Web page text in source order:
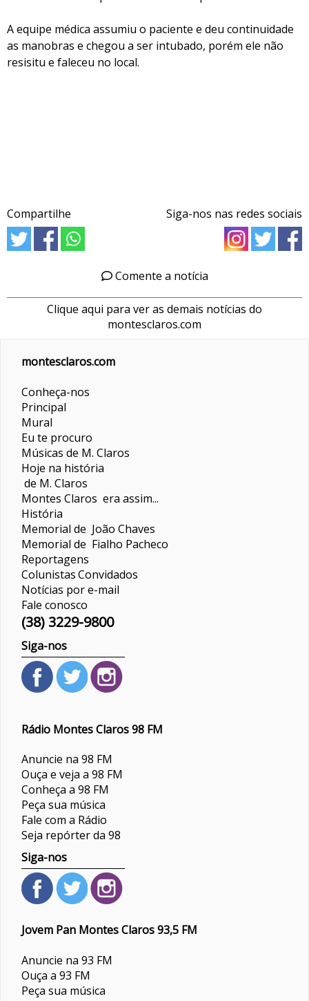
A equipe médica assumiu o paciente e deu continuidade
as manobras e chegou a ser intubado, porém ele não
resisitu e faleceu no local.
Compartilhe Siga-nos nas redes sociais
Comente a notícia
Clique aqui para ver as demais notícias do
montesclaros.com
montesclaros.com
Conheça-nos
Principal
Mural
Eu te procuro
Músicas de M. Claros
Hoje na história
de M. Claros
Montes Claros era assim...
História
Memorial de João Chaves
Memorial de Fialho Pacheco
Reportagens
ColunistasConvidados
Notícias por e-mail
Fale conosco
(38) 3229-9800
Siga-nos
Rádio Montes Claros 98 FM
Anuncie na 98 FM
Ouça e veja a 98 FM
Conheça a 98 FM
Peça sua música
Fale com a Rádio
Seja repórter da 98
Siga-nos
Jovem Pan Montes Claros 93,5 FM
Anuncie na 93 FM
Ouça a 93 FM
Peça sua música